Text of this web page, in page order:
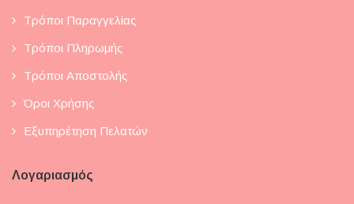
Τρόποι Παραγγελίας
Τρόποι Πληρωμής
Τρόποι Αποστολής
Όροι Χρήσης
Εξυπηρέτηση Πελατών
Λογαριασμός